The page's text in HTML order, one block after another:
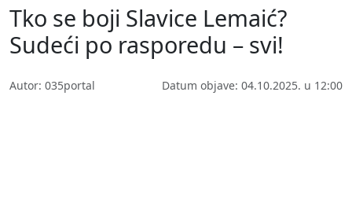
Tko se boji Slavice Lemaić?
Sudeći po rasporedu – svi!
Autor: 035portal Datum objave: 04.10.2025. u 12:00